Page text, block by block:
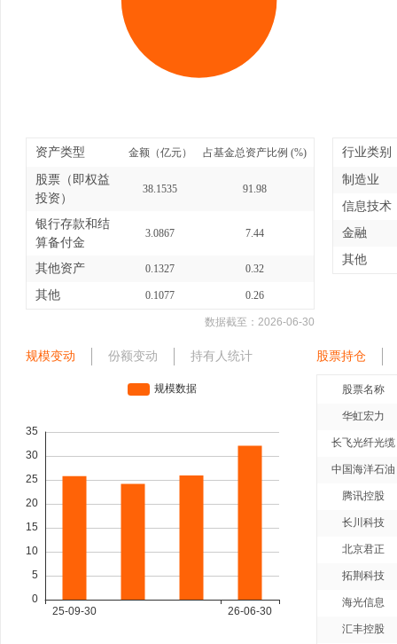
资产类型 金额（亿元） 占基金总资产比例 (%)
股票（即权益
投资）
38.1535 91.98
银行存款和结
算备付金
3.0867 7.44
其他资产 0.1327 0.32
其他 0.1077 0.26
数据截至： 2026-06-30
行业类别
制造业
信息技术
金融
其他
规模变动 份额变动 持有人统计 股票持仓
股票名称
华虹宏力
长飞光纤光缆
中国海洋石油
腾讯控股
长川科技
北京君正
拓荆科技
海光信息
汇丰控股